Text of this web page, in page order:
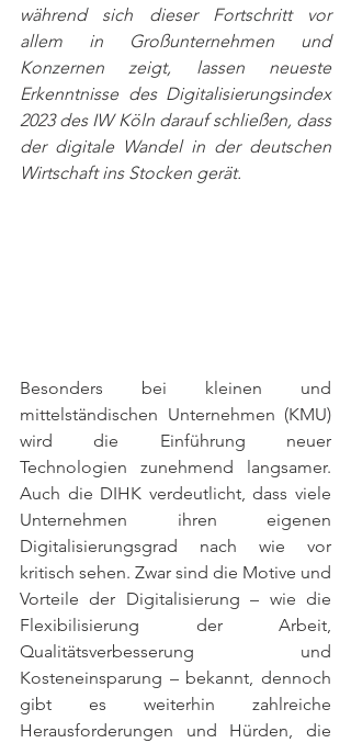
während sich dieser Fortschritt vor
allem in Großunternehmen und
Konzernen zeigt, lassen neueste
Erkenntnisse des Digitalisierungsindex
2023 des IW Köln darauf schließen, dass
der digitale Wandel in der deutschen
Wirtschaft ins Stocken gerät.
Besonders bei kleinen und
mittelständischen Unternehmen (KMU)
wird die Einführung neuer
Technologien zunehmend langsamer.
Auch die DIHK verdeutlicht, dass viele
Unternehmen ihren eigenen
Digitalisierungsgrad nach wie vor
kritisch sehen. Zwar sind die Motive und
Vorteile der Digitalisierung – wie die
Flexibilisierung der Arbeit,
Qualitätsverbesserung und
Kosteneinsparung – bekannt, dennoch
gibt es weiterhin zahlreiche
Herausforderungen und Hürden, die